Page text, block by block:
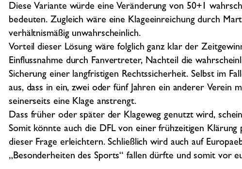
Diese Variante würde eine Veränderung von 50+1
bedeuten. Zugleich wäre eine Klageeinreichung durch
verhältnismäßig unwahrscheinlich.
Vorteil dieser Lösung wäre folglich ganz klar der
Einflussnahme durch Fanvertreter, Nachteil die
Sicherung einer langfristigen Rechtssicherheit. Selbst im
aus, dass in ein, zwei oder fünf Jahren ein anderer Verein
seinerseits eine Klage anstrengt.
Dass früher oder später der Klageweg genutzt wird,
Somit könnte auch die DFL von einer frühzeitigen
dieser Frage erleichtern. Schließlich wird auch auf
„Besonderheiten des Sports“ fallen dürfte und somit vor